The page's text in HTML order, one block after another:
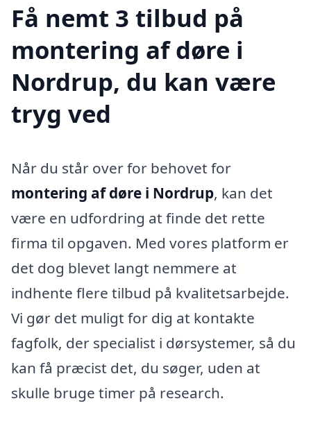
Få nemt 3 tilbud på
montering af døre i
Nordrup, du kan være
tryg ved
Når du står over for behovet for
montering af døre i Nordrup, kan det
være en udfordring at finde det rette
firma til opgaven. Med vores platform er
det dog blevet langt nemmere at
indhente flere tilbud på kvalitetsarbejde.
Vi gør det muligt for dig at kontakte
fagfolk, der specialist i dørsystemer, så du
kan få præcist det, du søger, uden at
skulle bruge timer på research.